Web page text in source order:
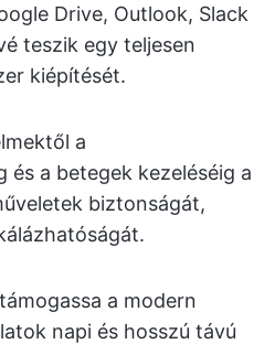
Drive, Outlook, Slack
teszik egy teljesen
kiépítését.
a
a betegek kezeléséig a
biztonságát,
a modern
napi és hosszú távú